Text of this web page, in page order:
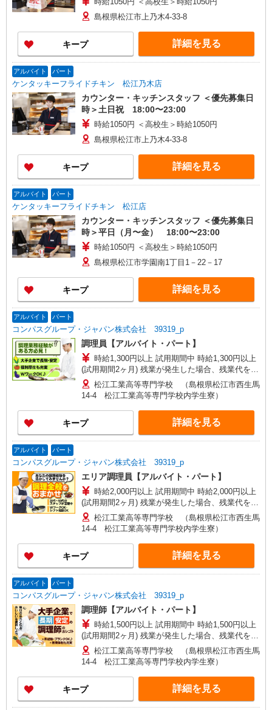
島根県松江市上乃木4-33-8
キープ 詳細を見る
アルバイト パート
ケンタッキーフライドチキン 松江乃木店
カウンター・キッチンスタッフ ＜優先募集日
時＞土日祝 18:00〜23:00
時給1050円 ＜高校生＞時給1050円
島根県松江市上乃木4-33-8
キープ 詳細を見る
アルバイト パート
ケンタッキーフライドチキン 松江店
カウンター・キッチンスタッフ ＜優先募集日
時＞平日（月〜金） 18:00〜23:00
時給1050円 ＜高校生＞時給1050円
島根県松江市学園南1丁目1－22－17
キープ 詳細を見る
アルバイト パート
コンパスグループ・ジャパン株式会社 39319_p
調理員【アルバイト・パート】
時給1,300円以上 試用期間中 時給1,300円以上
(試用期間2ヶ月) 残業が発生した場合、残業代を1
分単位で別途支給します。
松江工業高等専門学校 （島根県松江市西生馬
14-4 松江工業高等専門学校内学生寮）
キープ 詳細を見る
アルバイト パート
コンパスグループ・ジャパン株式会社 39319_p
エリア調理員【アルバイト・パート】
時給2,000円以上 試用期間中 時給2,000円以上
(試用期間2ヶ月) 残業が発生した場合、残業代を1
分単位で別途支給します。
松江工業高等専門学校 （島根県松江市西生馬
14-4 松江工業高等専門学校内学生寮）
キープ 詳細を見る
アルバイト パート
コンパスグループ・ジャパン株式会社 39319_p
調理師【アルバイト・パート】
時給1,500円以上 試用期間中 時給1,500円以上
(試用期間2ヶ月) 残業が発生した場合、残業代を1
分単位で別途支給します。
松江工業高等専門学校 （島根県松江市西生馬
14-4 松江工業高等専門学校内学生寮）
キープ 詳細を見る